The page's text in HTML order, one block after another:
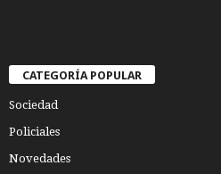
CATEGORÍA POPULAR
Sociedad
Policiales
Novedades